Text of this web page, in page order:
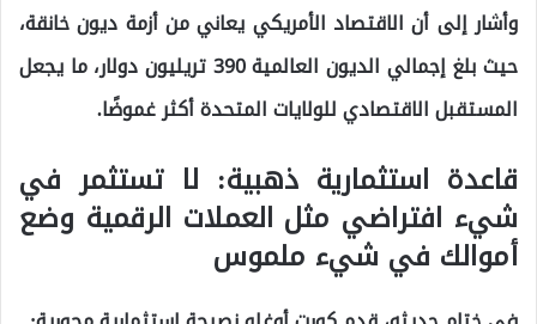
وأشار إلى أن الاقتصاد الأمريكي يعاني من أزمة ديون خانقة،
حيث بلغ إجمالي الديون العالمية 390 تريليون دولار، ما يجعل
المستقبل الاقتصادي للولايات المتحدة أكثر غموضًا.
قاعدة استثمارية ذهبية: لا تستثمر في
شيء افتراضي مثل العملات الرقمية وضع
أموالك في شيء ملموس